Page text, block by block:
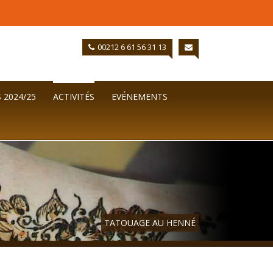
00212 6 61 56 31 13
2024/25 ACTIVITÉS EVÉNEMENTS
TATOUAGE AU HENNÉ